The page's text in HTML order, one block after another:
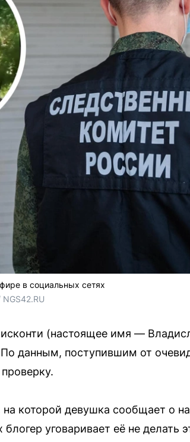
в социальных сетях
(настоящее имя —
данным, поступившим от
которой девушка сообщает о
уговаривает её не делать